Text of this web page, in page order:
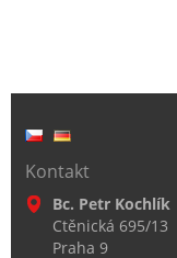
Kontakt
Bc. Petr Kochlík
Ctěnická 695/13
Praha 9